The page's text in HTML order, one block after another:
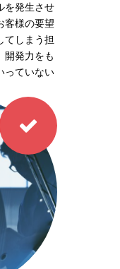
を発生させ
客様の要望
てしまう担
開発力をも
っていない